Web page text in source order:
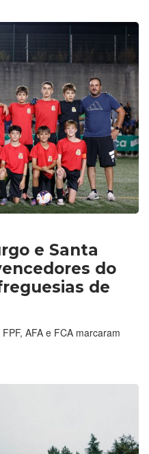
e Santa
do
de
AFA e FCA marcaram